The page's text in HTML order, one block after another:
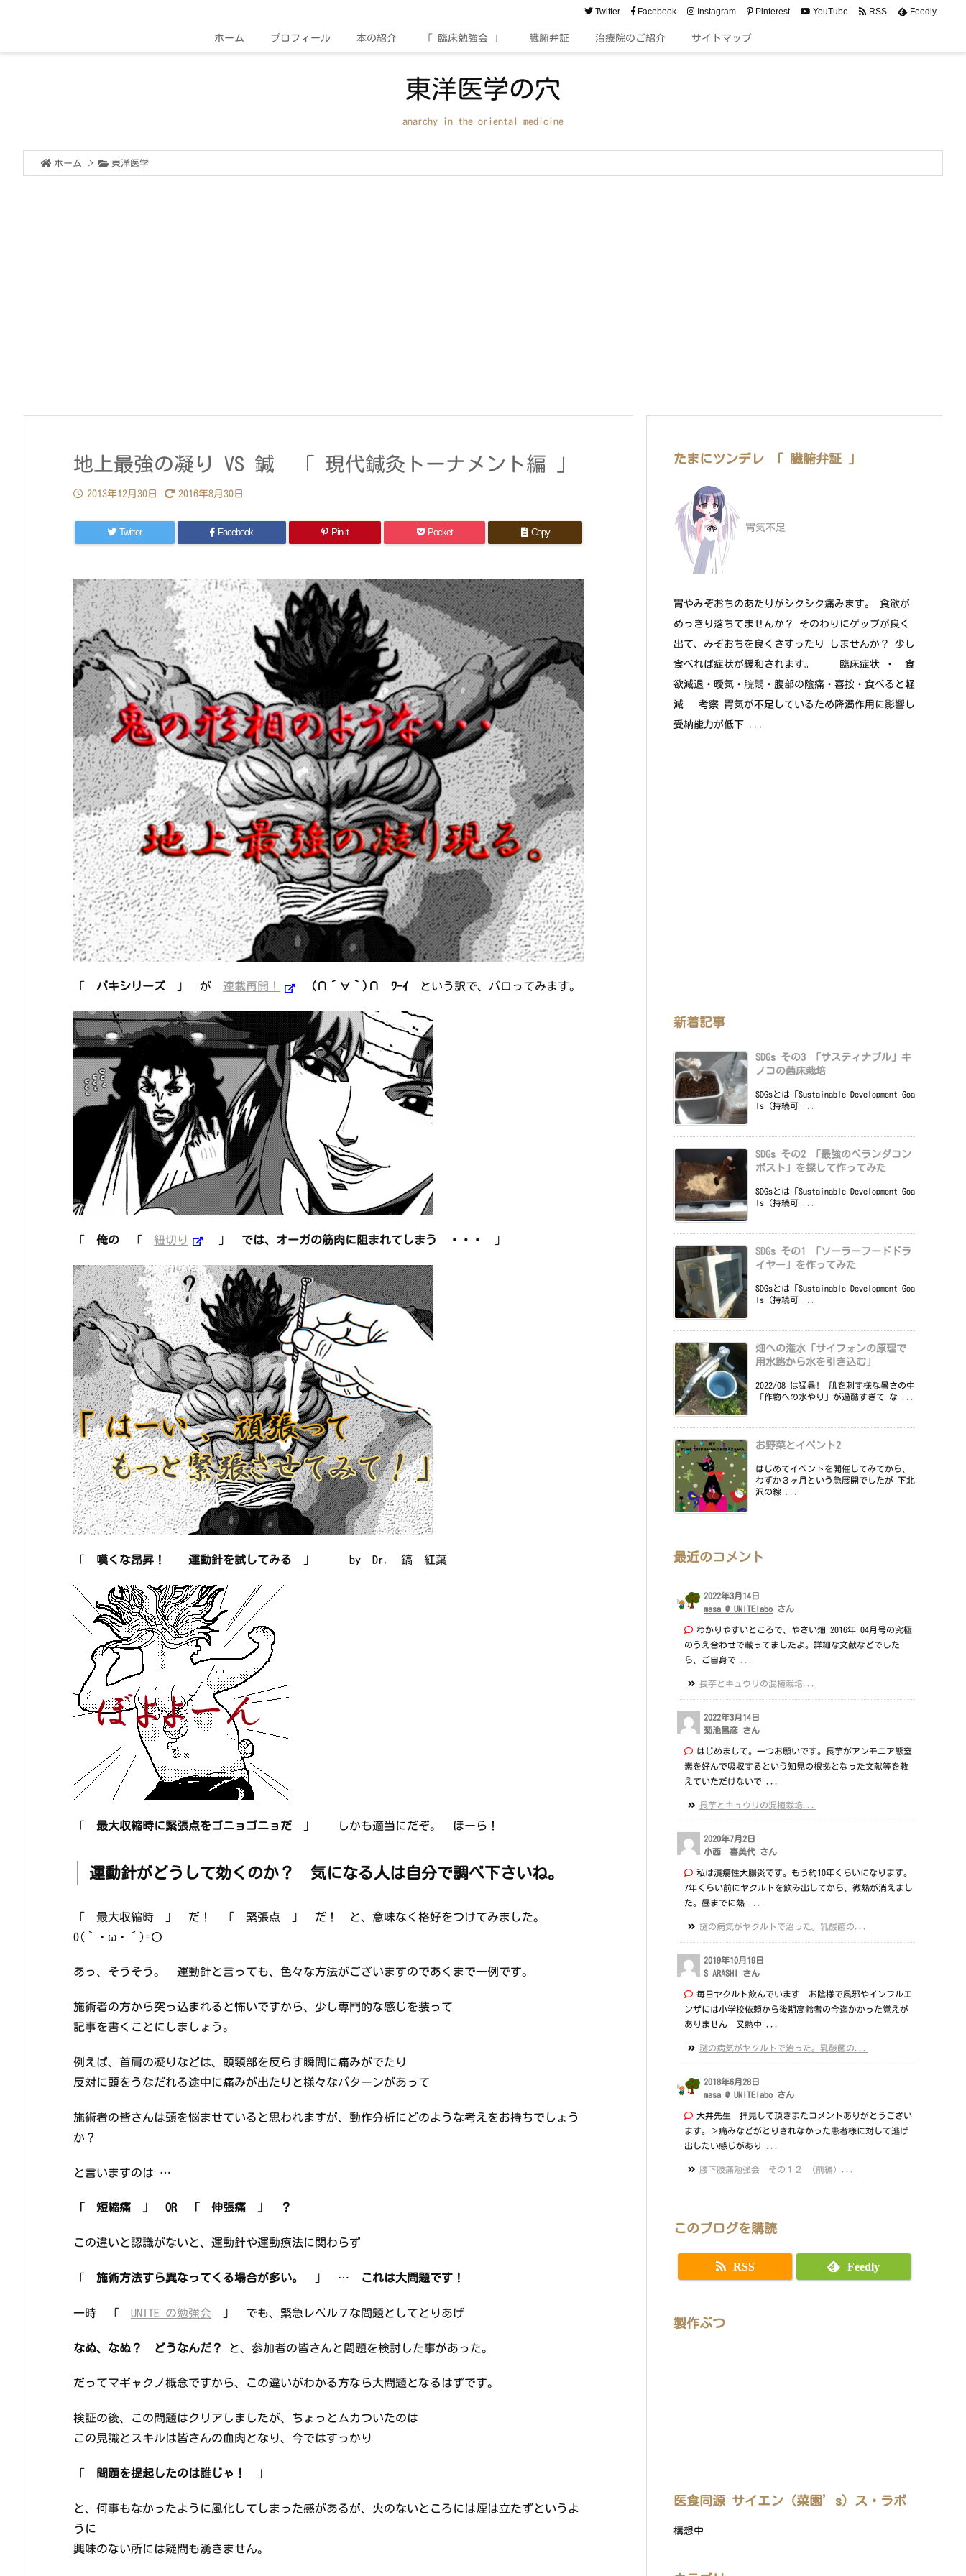
ホーム プロフィール 本の紹介 「 臨床勉強会 」 臓腑弁証 治療院のご紹介 サイトマップ
Twitter Facebook Instagram Pinterest YouTube RSS Feedly
東洋医学の穴
anarchy in the oriental medicine
ホーム > 東洋医学
地上最強の凝り VS 鍼 「 現代鍼灸トーナメント編 」
2013年12月30日 2016年8月30日
Twitter Facebook Pin it Pocket Copy
バキシリーズ 」 が 連載再開！ (∩´∀｀)∩ ﾜｰｲ という訳で、パロってみます。
俺の 紐切り 」 では、オーガの筋肉に阻まれてしまう ・・・ 」
嘆くな昂昇！ 運動針を試してみる 」 by Dr. 鎬 紅葉
最大収縮時に緊張点をゴニョゴニョだ 」 しかも適当にだぞ。 ほーら！
運動針がどうして効くのか？ 気になる人は自分で調べ下さいね。
「 最大収縮時 」 だ！ 「 緊張点 」 だ！ と、意味なく格好をつけてみました。
0(｀・ω・´)=〇
あっ、そうそう。 運動針と言っても、色々な方法がございますのであくまで一例です。
施術者の方から突っ込まれると怖いですから、少し専門的な感じを装って
記事を書くことにしましょう。
例えば、首肩の凝りなどは、頭頸部を反らす瞬間に痛みがでたり
反対に頭をうなだれる途中に痛みが出たりと様々なパターンがあって
施術者の皆さんは頭を悩ませていると思われますが、動作分析にどのような考えをお持ちでしょう
か？
と言いますのは …
「 短縮痛 」 OR 「 伸張痛 」 ？
この違いと認識がないと、運動針や運動療法に関わらず
施術方法すら異なってくる場合が多い。 」 … これは大問題です！
一時 「 UNITE の勉強会 」 でも、緊急レベル７な問題としてとりあげ
なぬ、なぬ？ どうなんだ？ と、参加者の皆さんと問題を検討した事があった。
だってマギャクノ概念ですから、この違いがわかる方なら大問題となるはずです。
検証の後、この問題はクリアしましたが、ちょっとムカついたのは
この見識とスキルは皆さんの血肉となり、今ではすっかり
問題を提起したのは誰じゃ！ 」
と、何事もなかったように風化してしまった感があるが、火のないところには煙は立たずというよ
うに
興味のない所には疑問も湧きません。
たまにツンデレ 「 臓腑弁証 」
胃気不足
胃やみぞおちのあたりがシクシク痛みます。 食欲が
めっきり落ちてませんか？ そのわりにゲップが良く
出て、みぞおちを良くさすったり しませんか？ 少し
食べれば症状が緩和されます。 臨床症状 ・ 食
欲減退・曖気・脘悶・腹部の陰痛・喜按・食べると軽
減 考察 胃気が不足しているため降濁作用に影響し
受納能力が低下 ...
新着記事
SDGs その3 「サスティナブル」キ
ノコの菌床栽培
SDGsとは「Sustainable Development Goa
ls（持続可 ...
SDGs その2 「最強のベランダコン
ポスト」を探して作ってみた
SDGsとは「Sustainable Development Goa
ls（持続可 ...
SDGs その1 「ソーラーフードドラ
イヤー」を作ってみた
SDGsとは「Sustainable Development Goa
ls（持続可 ...
畑への潅水「サイフォンの原理で
用水路から水を引き込む」
2022/08 は猛暑! 肌を刺す様な暑さの中
「作物への水やり」が過酷すぎて な ...
お野菜とイベント2
はじめてイベントを開催してみてから、
わずか３ヶ月という急展開でしたが 下北
沢の線 ...
最近のコメント
2022年3月14日
masa @ UNITElabo さん
わかりやすいところで、やさい畑 2016年 04月号の究極
のうえ合わせで載ってましたよ。詳細な文献などでした
ら、ご自身で ...
長芋とキュウリの混植栽培...
2022年3月14日
菊池昌彦 さん
はじめまして。一つお願いです。長芋がアンモニア態窒
素を好んで吸収するという知見の根拠となった文献等を教
えていただけないで ...
長芋とキュウリの混植栽培...
2020年7月2日
小西 喜美代 さん
私は潰瘍性大腸炎です。もう約10年くらいになります。
7年くらい前にヤクルトを飲み出してから、微熱が消えまし
た。昼までに熱 ...
謎の病気がヤクルトで治った。乳酸菌の...
2019年10月19日
S ARASHI さん
毎日ヤクルト飲んでいます お陰様で風邪やインフルエ
ンザには小学校依頼から後期高齢者の今迄かかった覚えが
ありません 又熱中 ...
謎の病気がヤクルトで治った。乳酸菌の...
2018年6月28日
masa @ UNITElabo さん
大井先生 拝見して頂きまたコメントありがとうござい
ます。＞痛みなどがとりきれなかった患者様に対して逃げ
出したい感じがあり ...
腰下肢痛勉強会 その１２ （前編）...
このブログを購読
RSS Feedly
製作ぶつ
医食同源 サイエン（菜園’s）ス・ラボ
構想中